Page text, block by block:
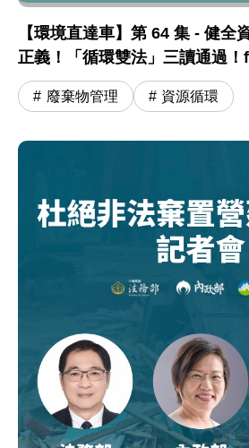
【環境直達車】第 64 集 - 健全
正義！「循環雙法」三讀通過
震彥組長
廢棄物管理 資源循環